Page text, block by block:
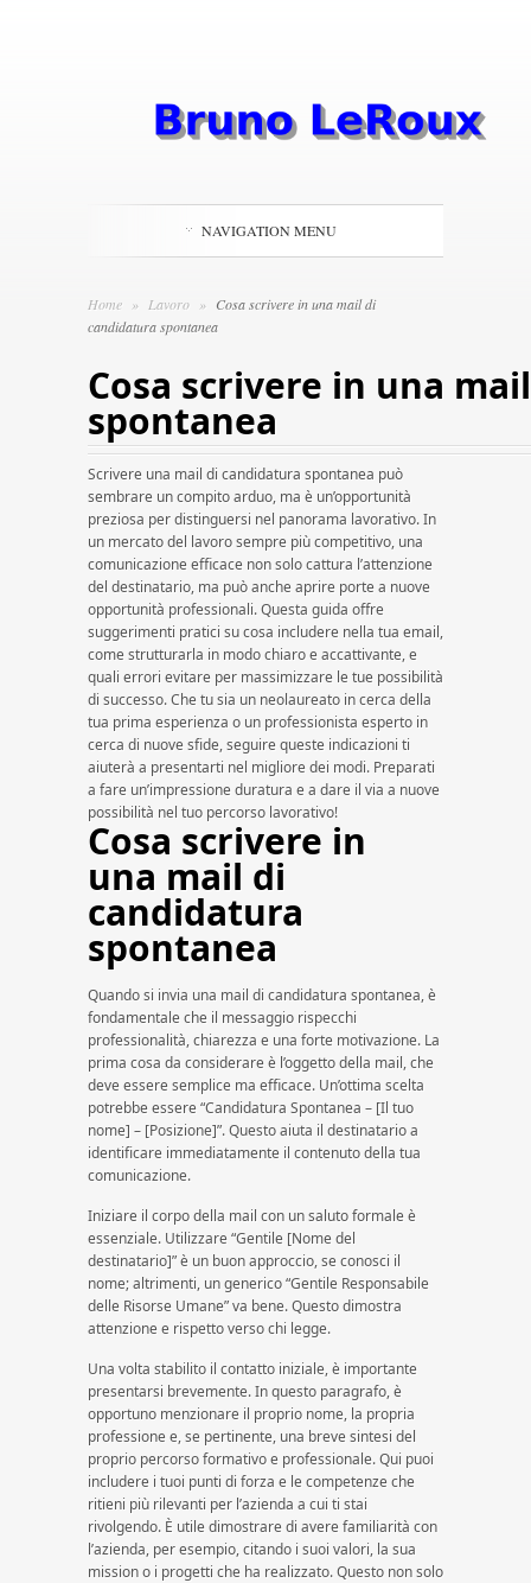
NAVIGATION MENU
Home » Lavoro » Cosa scrivere in una mail di
candidatura spontanea
Cosa scrivere in una
spontanea
Scrivere una mail di candidatura spontanea può
sembrare un compito arduo, ma è un’opportunità
preziosa per distinguersi nel panorama lavorativo. In
un mercato del lavoro sempre più competitivo, una
comunicazione efficace non solo cattura l’attenzione
del destinatario, ma può anche aprire porte a nuove
opportunità professionali. Questa guida offre
suggerimenti pratici su cosa includere nella tua email,
come strutturarla in modo chiaro e accattivante, e
quali errori evitare per massimizzare le tue possibilità
di successo. Che tu sia un neolaureato in cerca della
tua prima esperienza o un professionista esperto in
cerca di nuove sfide, seguire queste indicazioni ti
aiuterà a presentarti nel migliore dei modi. Preparati
a fare un’impressione duratura e a dare il via a nuove
possibilità nel tuo percorso lavorativo!
Cosa scrivere in
una mail di
candidatura
spontanea
Quando si invia una mail di candidatura spontanea, è
fondamentale che il messaggio rispecchi
professionalità, chiarezza e una forte motivazione. La
prima cosa da considerare è l’oggetto della mail, che
deve essere semplice ma efficace. Un’ottima scelta
potrebbe essere “Candidatura Spontanea – [Il tuo
nome] – [Posizione]”. Questo aiuta il destinatario a
identificare immediatamente il contenuto della tua
comunicazione.
Iniziare il corpo della mail con un saluto formale è
essenziale. Utilizzare “Gentile [Nome del
destinatario]” è un buon approccio, se conosci il
nome; altrimenti, un generico “Gentile Responsabile
delle Risorse Umane” va bene. Questo dimostra
attenzione e rispetto verso chi legge.
Una volta stabilito il contatto iniziale, è importante
presentarsi brevemente. In questo paragrafo, è
opportuno menzionare il proprio nome, la propria
professione e, se pertinente, una breve sintesi del
proprio percorso formativo e professionale. Qui puoi
includere i tuoi punti di forza e le competenze che
ritieni più rilevanti per l’azienda a cui ti stai
rivolgendo. È utile dimostrare di avere familiarità con
l’azienda, per esempio, citando i suoi valori, la sua
mission o i progetti che ha realizzato. Questo non solo